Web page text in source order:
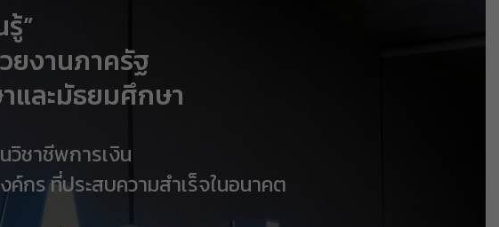
”
ยงานภาครัฐ
และมัธยมศึกษา
วิชาชีพการเงิน
กร ที่ประสบความสำเร็จในอนาคต